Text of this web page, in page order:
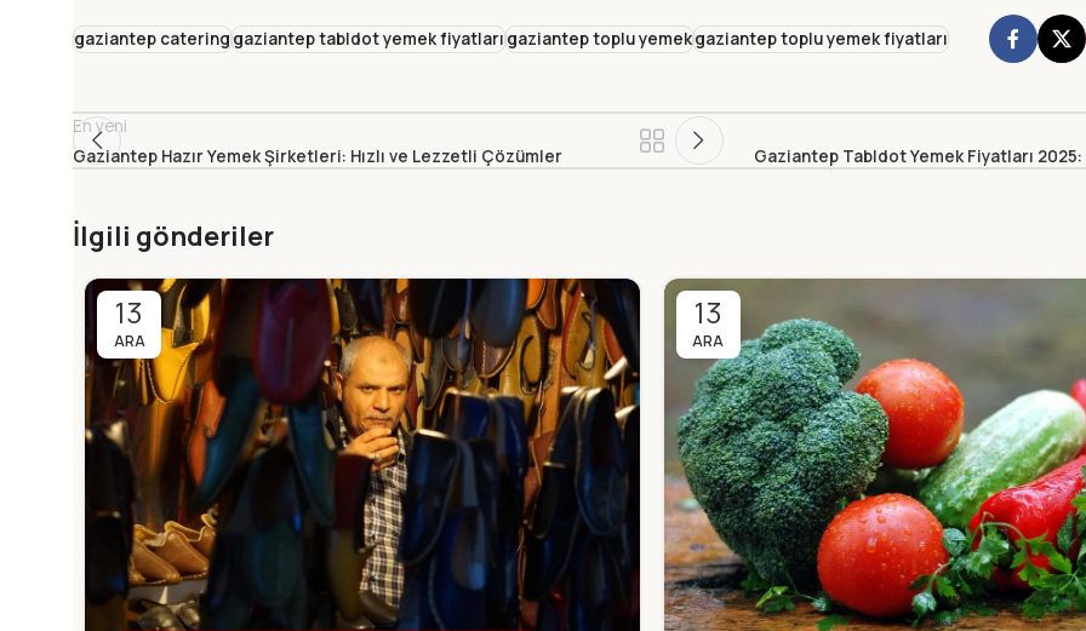
gaziantep cateringgaziantep tabldot yemek fiyatlarıgaziantep toplu yemekgaziantep toplu yemek fiyatları
En yeni
Gaziantep Hazır Yemek Şirketleri: Hızlı ve Lezzetli Çözümler
Gaziantep Tabldot Yemek Fiyatları
İlgili gönderiler
13
ARA
13
ARA